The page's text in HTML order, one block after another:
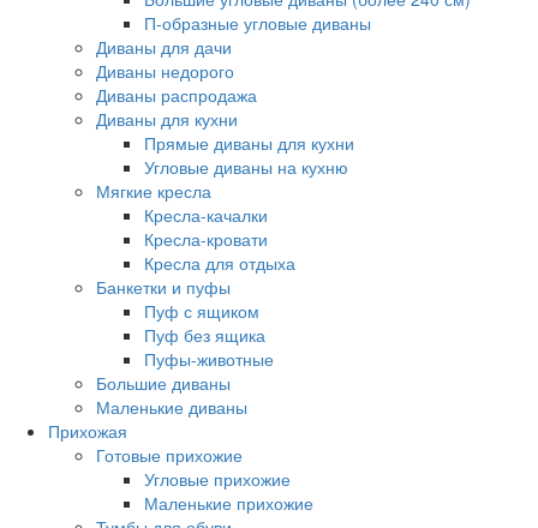
П-образные угловые диваны
Диваны для дачи
Диваны недорого
Диваны распродажа
Диваны для кухни
Прямые диваны для кухни
Угловые диваны на кухню
Мягкие кресла
Кресла-качалки
Кресла-кровати
Кресла для отдыха
Банкетки и пуфы
Пуф с ящиком
Пуф без ящика
Пуфы-животные
Большие диваны
Маленькие диваны
Прихожая
Готовые прихожие
Угловые прихожие
Маленькие прихожие